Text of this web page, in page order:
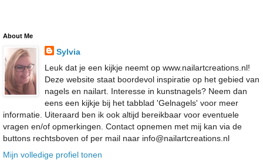
About Me
Sylvia
Leuk dat je een kijkje neemt op www.nailartcreations.nl!
Deze website staat boordevol inspiratie op het gebied van
nagels en nailart. Interesse in kunstnagels? Neem dan
eens een kijkje bij het tabblad 'Gelnagels' voor meer
informatie. Uiteraard ben ik ook altijd bereikbaar voor eventuele
vragen en/of opmerkingen. Contact opnemen met mij kan via de
buttons rechtsboven of per mail naar info@nailartcreations.nl
Mijn volledige profiel tonen